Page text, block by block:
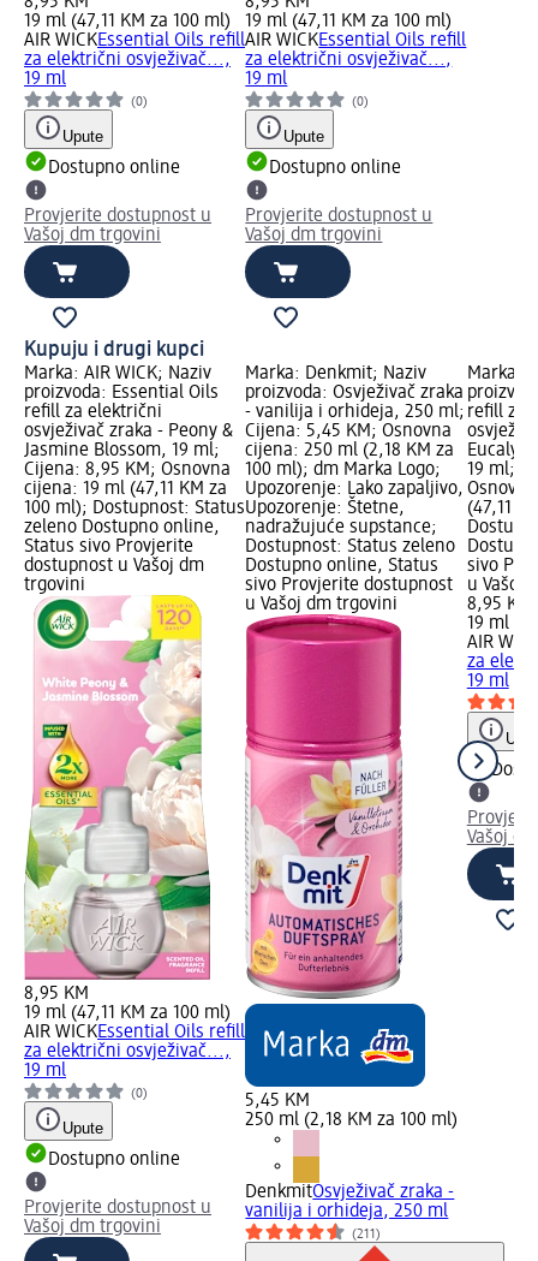
19 ml (47,11 KM za 100 ml)
AIR WICKEssential Oils refill
za električni osvježivač...,
19 ml
(0)
Upute
Dostupno online
Provjerite dostupnost u
Vašoj dm trgovini
19 ml (47,11 KM za 100 ml)
AIR WICKEssential Oils refill
za električni osvježivač...,
19 ml
(0)
Upute
Dostupno online
Provjerite dostupnost u
Vašoj dm trgovini
Kupuju i drugi kupci
Marka: AIR WICK; Naziv
proizvoda: Essential Oils
refill za električni
osvježivač zraka - Peony &
Jasmine Blossom, 19 ml;
Cijena: 8,95 KM; Osnovna
cijena: 19 ml (47,11 KM za
100 ml); Dostupnost: Status
zeleno Dostupno online,
Status sivo Provjerite
dostupnost u Vašoj dm
trgovini
8,95 KM
19 ml (47,11 KM za 100 ml)
AIR WICKEssential Oils refill
za električni osvježivač...,
19 ml
(0)
Upute
Dostupno online
Provjerite dostupnost u
Vašoj dm trgovini
Marka: Denkmit; Naziv
proizvoda: Osvježivač zraka
- vanilija i orhideja, 250 ml;
Cijena: 5,45 KM; Osnovna
cijena: 250 ml (2,18 KM za
100 ml); dm Marka Logo;
Upozorenje: Lako zapaljivo,
Upozorenje: Štetne,
nadražujuće supstance;
Dostupnost: Status zeleno
Dostupno online, Status
sivo Provjerite dostupnost
u Vašoj dm trgovini
5,45 KM
250 ml (2,18 KM za 100 ml)
DenkmitOsvježivač zraka -
vanilija i orhideja, 250 ml
(211)
Marka:
refill za
19 ml;
(47,11
sivo
u Vašoj
8,95 KM
19 ml
AIR
za
19 ml
Vašoj